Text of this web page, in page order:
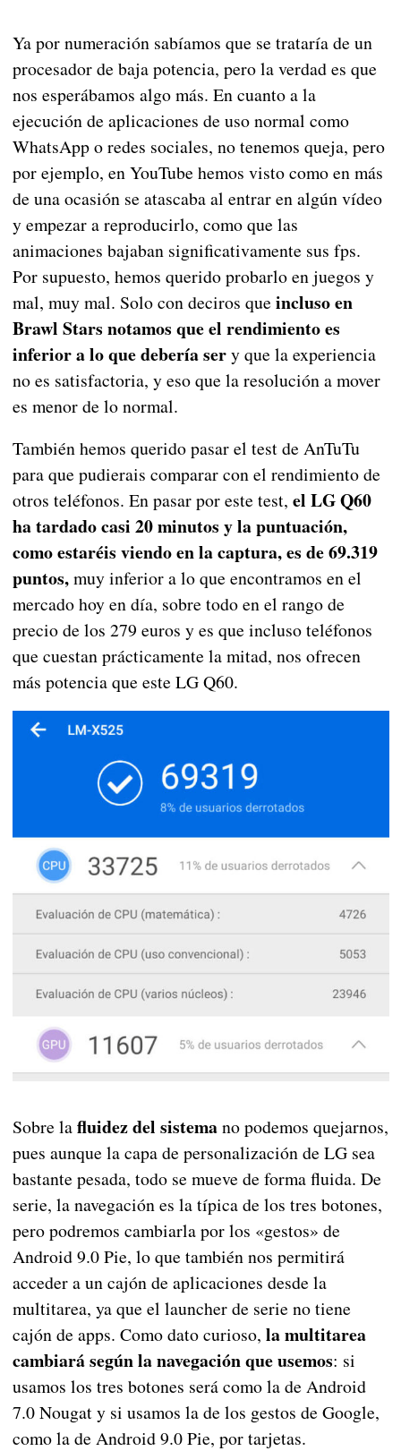
Ya por numeración sabíamos que se trataría de un
procesador de baja potencia, pero la verdad es que
nos esperábamos algo más. En cuanto a la
ejecución de aplicaciones de uso normal como
WhatsApp o redes sociales, no tenemos queja, pero
por ejemplo, en YouTube hemos visto como en más
de una ocasión se atascaba al entrar en algún vídeo
y empezar a reproducirlo, como que las
animaciones bajaban significativamente sus fps.
Por supuesto, hemos querido probarlo en juegos y
mal, muy mal. Solo con deciros que incluso en
Brawl Stars notamos que el rendimiento es
inferior a lo que debería sery que la experiencia
no es satisfactoria, y eso que la resolución a mover
es menor de lo normal.
También hemos querido pasar el test de AnTuTu
para que pudierais comparar con el rendimiento de
otros teléfonos. En pasar por este test, el LG Q60
ha tardado casi 20 minutos y la puntuación,
como estaréis viendo en la captura, es de 69.319
puntos,muy inferior a lo que encontramos en el
mercado hoy en día, sobre todo en el rango de
precio de los 279 euros y es que incluso teléfonos
que cuestan prácticamente la mitad, nos ofrecen
más potencia que este LG Q60.
Sobre lafluidez del sistemano podemos quejarnos,
pues aunque la capa de personalización de LG sea
bastante pesada, todo se mueve de forma fluida. De
serie, la navegación es la típica de los tres botones,
pero podremos cambiarla por los «gestos» de
Android 9.0 Pie, lo que también nos permitirá
acceder a un cajón de aplicaciones desde la
multitarea, ya que el launcher de serie no tiene
cajón de apps. Como dato curioso, la multitarea
cambiará según la navegación que usemos: si
usamos los tres botones será como la de Android
7.0 Nougat y si usamos la de los gestos de Google,
como la de Android 9.0 Pie, por tarjetas.